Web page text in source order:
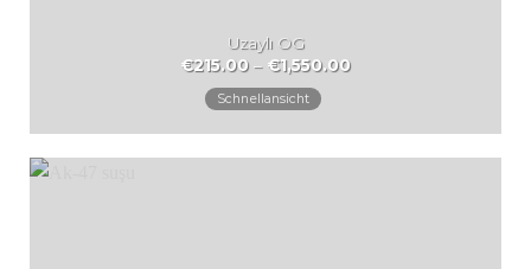
Uzaylı OG
€215.00 – €1,550.00Preisspanne:
Schnellansicht